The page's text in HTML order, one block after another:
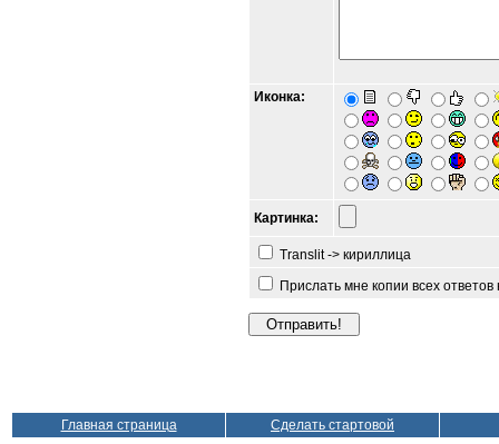
Иконка:
Картинка:
Translit -> кириллица
Прислать мне копии всех
Главная страница Сделать стартовой